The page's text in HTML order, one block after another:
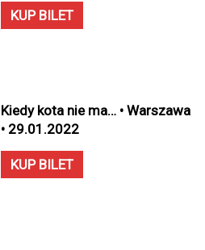
KUP BILET
Kiedy kota nie ma… • Warszawa
• 29.01.2022
KUP BILET